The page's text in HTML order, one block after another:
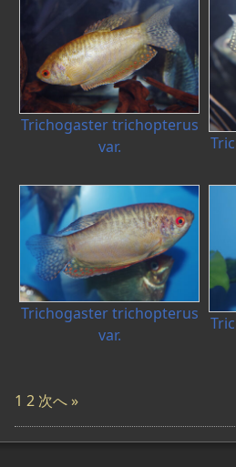
Trichogaster trichopterus
var.
Trichogaster trichopterus
var.
1 2 次へ »